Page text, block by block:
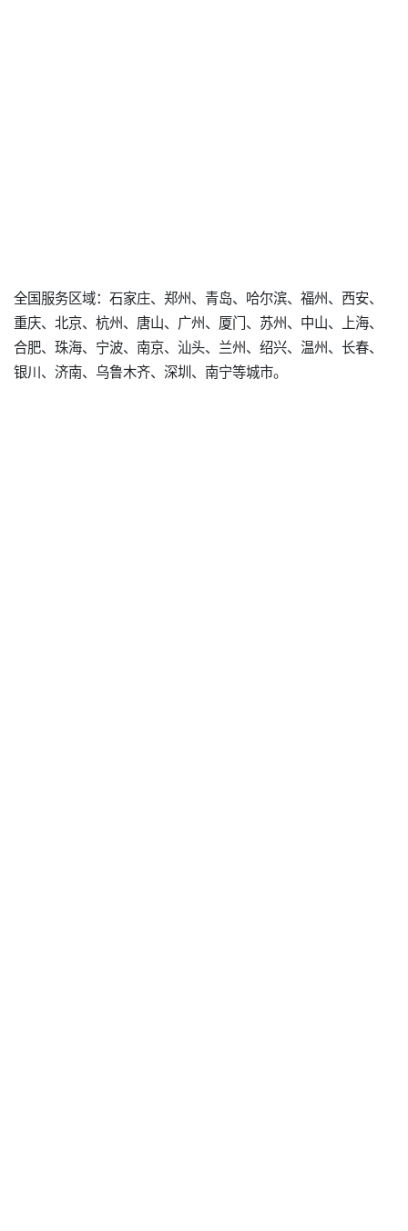
全国服务区域：石家庄、郑州、青岛、哈尔滨、福州、西安、
重庆、北京、杭州、唐山、广州、厦门、苏州、中山、上海、
合肥、珠海、宁波、南京、汕头、兰州、绍兴、温州、长春、
银川、济南、乌鲁木齐、深圳、南宁等城市。